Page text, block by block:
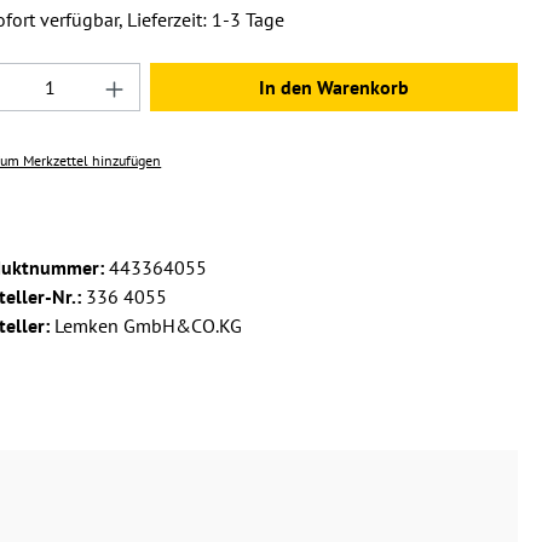
verfügbar, Lieferzeit: 1-3 Tage
Anzahl: Gib den gewünschten Wert
In den Warenkorb
Merkzettel hinzufügen
443364055
Nr.: 336 4055
Lemken GmbH&CO.KG